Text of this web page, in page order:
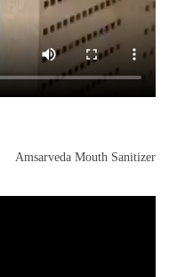
Amsarveda Mouth Sanitizer